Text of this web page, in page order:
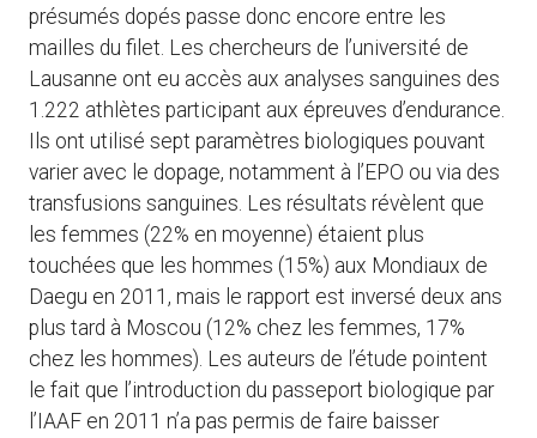
présumés dopés passe donc encore entre les
mailles du filet. Les chercheurs de l’université de
Lausanne ont eu accès aux analyses sanguines des
1.222 athlètes participant aux épreuves d’endurance.
Ils ont utilisé sept paramètres biologiques pouvant
varier avec le dopage, notamment à l’EPO ou via des
transfusions sanguines. Les résultats révèlent que
les femmes (22% en moyenne) étaient plus
touchées que les hommes (15%) aux Mondiaux de
Daegu en 2011, mais le rapport est inversé deux ans
plus tard à Moscou (12% chez les femmes, 17%
chez les hommes). Les auteurs de l’étude pointent
le fait que l’introduction du passeport biologique par
l’IAAF en 2011 n’a pas permis de faire baisser